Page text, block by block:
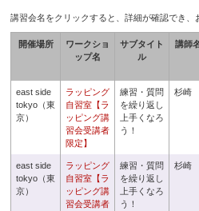
講習会名をクリックすると、詳細が確認でき、
開催場所
ワークショ
ップ名
サブタイト
ル
講師
east side
tokyo（東
京）
ラッピング
自習室【ラ
ッピング講
習会受講者
限定】
練習・質問
を繰り返し
上手くなろ
う！
杉崎
east side
tokyo（東
京）
ラッピング
自習室【ラ
ッピング講
習会受講者
練習・質問
を繰り返し
上手くなろ
う！
杉崎